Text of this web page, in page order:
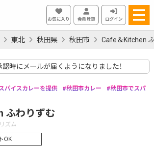
お気に入り 会員登録 ログイン
東北 秋田県 秋田市 Cafe＆Kitchen
認時にメールが届くようになりました！
パイスカレーを提供 秋田市カレー
秋田市でスパ
ふわりずむ
ズム
OK